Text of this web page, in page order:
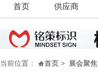
首页 供应商
当前位置： 首页 > 展会聚焦